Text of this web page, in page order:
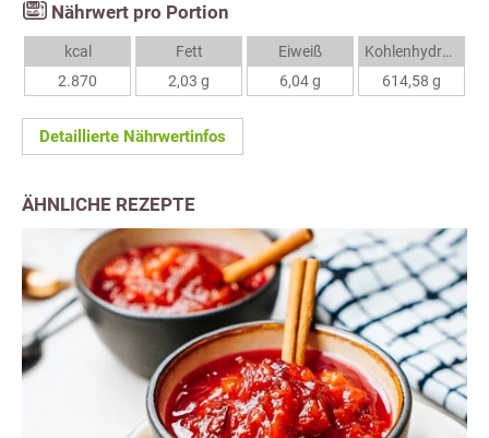
Nährwert pro Portion
kcal
2.870
Fett
2,03 g
Eiweiß
6,04 g
Kohlenhydrate
614,58 g
Detaillierte Nährwertinfos
ÄHNLICHE REZEPTE